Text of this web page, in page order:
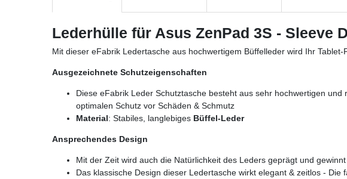
Lederhülle für Asus ZenPad 3S - Sleeve
Mit dieser eFabrik Ledertasche aus hochwertigem Büffelleder wird Ihr
Ausgezeichnete Schutzeigenschaften
Diese eFabrik Leder Schutztasche besteht aus sehr hochwertigen
optimalen Schutz vor Schäden & Schmutz
Material: Stabiles, langlebiges Büffel-Leder
Ansprechendes Design
Mit der Zeit wird auch die Natürlichkeit des Leders geprägt und
Das klassische Design dieser Ledertasche wirkt elegant & zeitlos -